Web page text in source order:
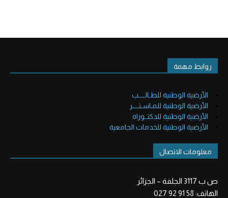
روابط مهمة
الأرضية الوطنية للطـالــــب
الأرضية الوطنية للمـاسـتــــر
الأرضية الوطنية للدكتــوراه
الأرضية الوطنية للخدمات الجامعية
معلومات الاتصال
ص ب 3117 الجلفة – الجزائر
الهاتف: 58 91 92 027